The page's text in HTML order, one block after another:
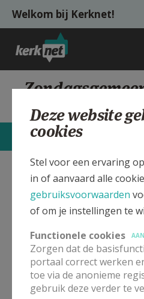
Overslaan en naar de inhoud
Welkom bij Kerknet!
VIERINGEN
SHOP
ZOEKEN
HULP
MIJN PAROCHIE
AANMELDEN OF
Vrouw,
STARTPAGINA
Verbergen
O.-L.-Vrouw
in deze kerk, het adres van
kerken in de buurt.
ALLE
Deze website
cookies
Stel voor een ervaring
in of aanvaard alle
gebruiksvoorwaarden
of om je instellingen te
Functionele cookies
AAN
Zorgen dat de
portaal correct werken
toe via de anonieme
gebruik deze verder te